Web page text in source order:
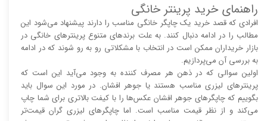
راهنمای خرید پرینتر خانگی
افرادی که قصد خرید یک چاپگر خانگی مناسب را دارند پیشنهاد می‌شود این
مطالب را در ادامه دنبال کنند. به علت برند‌های متنوع پرینتر‌های خانگی در
بازار خریداران ممکن است در انتخاب با مشکلاتی رو به رو شوند که در ادامه
به بررسی آن می‌پردازیم.
اولین سوالی که در ذهن هر مصرف کننده به وجود می‌آید این است که
پرینتر‌های لیزری مناسب هستند یا جوهر افشان. در مورد این سوال باید
بگوییم که چاپگر‌های جوهر افشان عکس‌ها را با کیفت بالا‌‌‌تری برای شما چاپ
می‌کند و از نظر قیمت مناسب است. اما چاپگر‌های لیزری گران قیمت‌تر